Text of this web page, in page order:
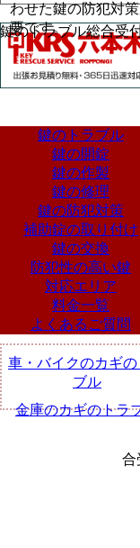
わせた鍵の防犯対
要です。
鍵のトラブル総合受
鍵のトラブル
鍵の開錠
鍵の作製
鍵の修理
鍵の防犯対策
補助錠の取り付け
鍵の交換
防犯性の高い鍵
対応エリア
料金一覧
よくあるご質問
車・バイクのカギの
ブル
金庫のカギのトラ
合